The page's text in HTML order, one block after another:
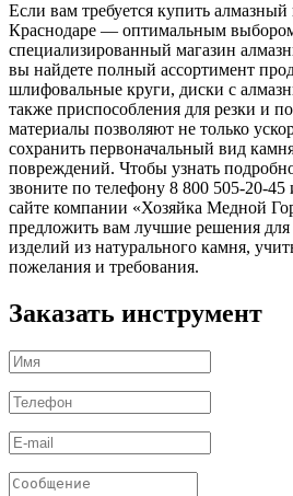
Если вам требуется купить
Краснодаре — оптимальным выбором
специализированный магазин
вы найдете полный ассортимент
шлифовальные круги, диски с
также приспособления для резки и
материалы позволяют не только
сохранить первоначальный вид
повреждений. Чтобы узнать
звоните по телефону 8 800 505-20-45
сайте компании «Хозяйка Медной
предложить вам лучшие решения для
изделий из натурального камня,
пожелания и требования.
Заказать инструмент